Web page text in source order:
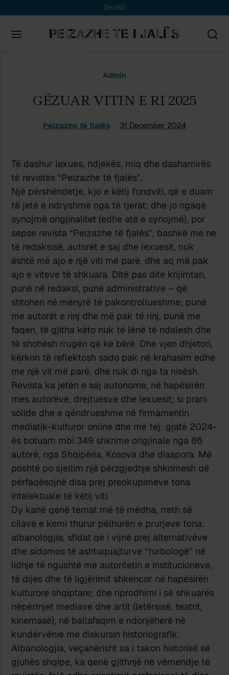
DHURO
Admin
GËZUAR VITIN E RI 2025
Peizazhe të fjalës 31 December 2024
Të dashur lexues, ndjekës, miq dhe dashamirës
të revistës “Peizazhe të fjalës”,
Një përshëndetje, kjo e këtij fundviti, që e duam
të jetë e ndryshme nga të tjerat; dhe jo ngaqë
synojmë origjinalitet (edhe atë e synojmë), por
sepse revista “Peizazhe të fjalës”, bashkë me ne
të redaksisë, autorët e saj dhe lexuesit, nuk
është më ajo e një viti më parë, dhe aq më pak
ajo e viteve të shkuara. Ditë pas dite krijimtari,
punë në redaksi, punë administrative – që
shtohen në mënyrë të pakontrollueshme; punë
me autorët e rinj dhe më pak të rinj, punë me
faqen, të gjitha këto nuk të lënë të ndalesh dhe
të shohësh rrugën që ke bërë. Dhe vjen dhjetori,
kërkon të reflektosh sado pak në krahasim edhe
me një vit më parë, dhe nuk di nga ta nisësh.
Revista ka jetën e saj autonome, në hapësirën
mes autorëve, drejtuesve dhe lexuesit; si prani
solide dhe e qëndrueshme në firmamentin
mediatik-kulturor online dhe më tej: gjatë 2024-
ës botuam mbi 349 shkrime origjinale nga 86
autorë, nga Shqipëria, Kosova dhe diaspora. Më
poshtë po sjellim një përzgjedhje shkrimesh që
përfaqësojnë disa prej preokupimeve tona
intelektuale të këtij viti.
Dy kanë qenë temat më të mëdha, rreth së
cilave e kemi thurur pëlhurën e prurjeve tona:
albanologjia, sfidat që i vijnë prej alternativëve
dhe sidomos të ashtuquajturve “turbologë” në
lidhje të ngushtë me autoritetin e institucioneve,
të dijes dhe të ligjërimit shkencor në hapësirën
kulturore shqiptare; dhe riprodhimi i së shkuarës
nëpërmjet mediave dhe artit (letërsisë, teatrit,
kinemasë), në ballafaqim e ndonjëherë në
kundërvënie me diskursin historiografik.
Albanologjia, veçanërisht sa i takon historisë së
gjuhës shqipe, ka qenë gjithnjë në vëmendje të